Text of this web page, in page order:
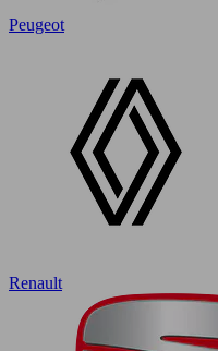
Peugeot
Renault